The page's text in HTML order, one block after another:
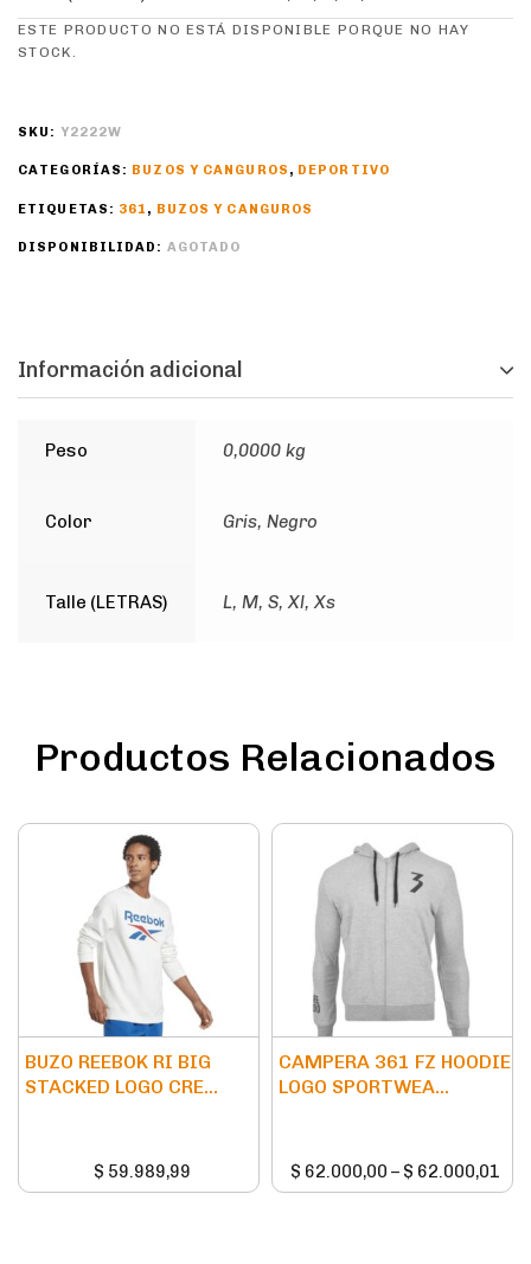
ESTE PRODUCTO NO ESTÁ DISPONIBLE PORQUE NO HAY
STOCK.
SKU: Y2222W
CATEGORÍAS: BUZOS Y CANGUROS , DEPORTIVO
ETIQUETAS: 361 , BUZOS Y CANGUROS
DISPONIBILIDAD: AGOTADO
Información adicional
Peso 0,0000 kg
Color Gris, Negro
Talle (LETRAS) L, M, S, Xl, Xs
Productos Relacionados
BUZO REEBOK RI BIG
STACKED LOGO CRE...
$ 59.989,99
CAMPERA 361 FZ HOODIE
LOGO SPORTWEA...
$ 62.000,00 – $ 62.000,01